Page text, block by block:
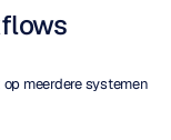
meerdere systemen